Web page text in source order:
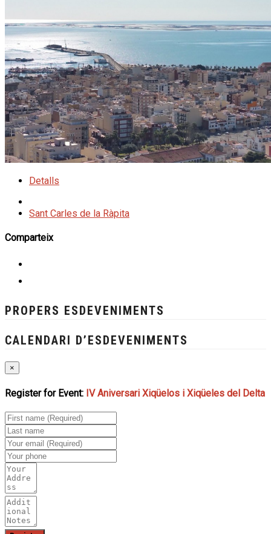
Detalls
Sant Carles de la Ràpita
Comparteix
PROPERS ESDEVENIMENTS
CALENDARI D’ESDEVENIMENTS
×
Register for Event: IV Aniversari Xiqüelos i Xiqüeles del Delta